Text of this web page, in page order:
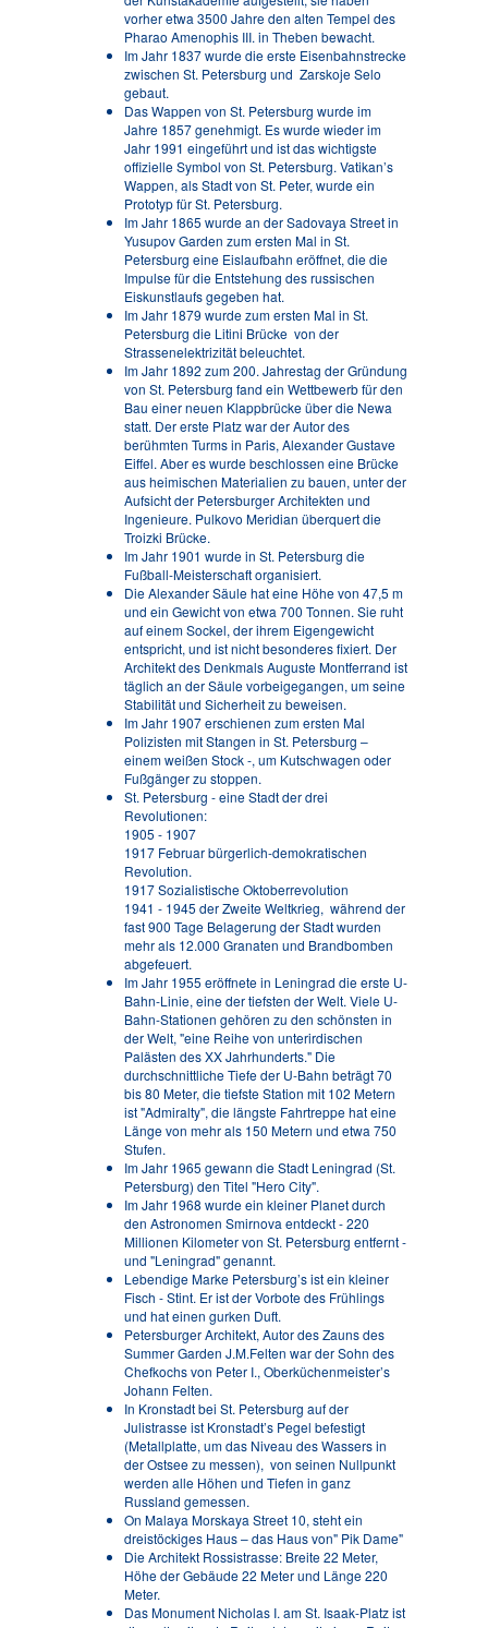
vorher etwa 3500 Jahre den alten Tempel des
Pharao Amenophis III. in Theben bewacht.
Im Jahr 1837 wurde die erste Eisenbahnstrecke
zwischen St. Petersburg und Zarskoje Selo
gebaut.
Das Wappen von St. Petersburg wurde im
Jahre 1857 genehmigt. Es wurde wieder im
Jahr 1991 eingeführt und ist das wichtigste
offizielle Symbol von St. Petersburg. Vatikan’s
Wappen, als Stadt von St. Peter, wurde ein
Prototyp für St. Petersburg.
Im Jahr 1865 wurde an der Sadovaya Street in
Yusupov Garden zum ersten Mal in St.
Petersburg eine Eislaufbahn eröffnet, die die
Impulse für die Entstehung des russischen
Eiskunstlaufs gegeben hat.
Im Jahr 1879 wurde zum ersten Mal in St.
Petersburg die Litini Brücke von der
Strassenelektrizität beleuchtet.
Im Jahr 1892 zum 200. Jahrestag der Gründung
von St. Petersburg fand ein Wettbewerb für den
Bau einer neuen Klappbrücke über die Newa
statt. Der erste Platz war der Autor des
berühmten Turms in Paris, Alexander Gustave
Eiffel. Aber es wurde beschlossen eine Brücke
aus heimischen Materialien zu bauen, unter der
Aufsicht der Petersburger Architekten und
Ingenieure. Pulkovo Meridian überquert die
Troizki Brücke.
Im Jahr 1901 wurde in St. Petersburg die
Fußball-Meisterschaft organisiert.
Die Alexander Säule hat eine Höhe von 47,5 m
und ein Gewicht von etwa 700 Tonnen. Sie ruht
auf einem Sockel, der ihrem Eigengewicht
entspricht, und ist nicht besonderes fixiert. Der
Architekt des Denkmals Auguste Montferrand ist
täglich an der Säule vorbeigegangen, um seine
Stabilität und Sicherheit zu beweisen.
Im Jahr 1907 erschienen zum ersten Mal
Polizisten mit Stangen in St. Petersburg –
einem weißen Stock -, um Kutschwagen oder
Fußgänger zu stoppen.
St. Petersburg - eine Stadt der drei
Revolutionen:
1905 - 1907
1917 Februar bürgerlich-demokratischen
Revolution.
1917 Sozialistische Oktoberrevolution
1941 - 1945 der Zweite Weltkrieg, während der
fast 900 Tage Belagerung der Stadt wurden
mehr als 12.000 Granaten und Brandbomben
abgefeuert.
Im Jahr 1955 eröffnete in Leningrad die erste U-
Bahn-Linie, eine der tiefsten der Welt. Viele U-
Bahn-Stationen gehören zu den schönsten in
der Welt, "eine Reihe von unterirdischen
Palästen des XX Jahrhunderts." Die
durchschnittliche Tiefe der U-Bahn beträgt 70
bis 80 Meter, die tiefste Station mit 102 Metern
ist "Admiralty", die längste Fahrtreppe hat eine
Länge von mehr als 150 Metern und etwa 750
Stufen.
Im Jahr 1965 gewann die Stadt Leningrad (St.
Petersburg) den Titel "Hero City".
Im Jahr 1968 wurde ein kleiner Planet durch
den Astronomen Smirnova entdeckt - 220
Millionen Kilometer von St. Petersburg entfernt -
und "Leningrad" genannt.
Lebendige Marke Petersburg’s ist ein kleiner
Fisch - Stint. Er ist der Vorbote des Frühlings
und hat einen gurken Duft.
Petersburger Architekt, Autor des Zauns des
Summer Garden J.M.Felten war der Sohn des
Chefkochs von Peter I., Oberküchenmeister’s
Johann Felten.
In Kronstadt bei St. Petersburg auf der
Julistrasse ist Kronstadt’s Pegel befestigt
(Metallplatte, um das Niveau des Wassers in
der Ostsee zu messen), von seinen Nullpunkt
werden alle Höhen und Tiefen in ganz
Russland gemessen.
On Malaya Morskaya Street 10, steht ein
dreistöckiges Haus – das Haus von" Pik Dame"
Die Architekt Rossistrasse: Breite 22 Meter,
Höhe der Gebäude 22 Meter und Länge 220
Meter.
Das Monument Nicholas I. am St. Isaak-Platz ist